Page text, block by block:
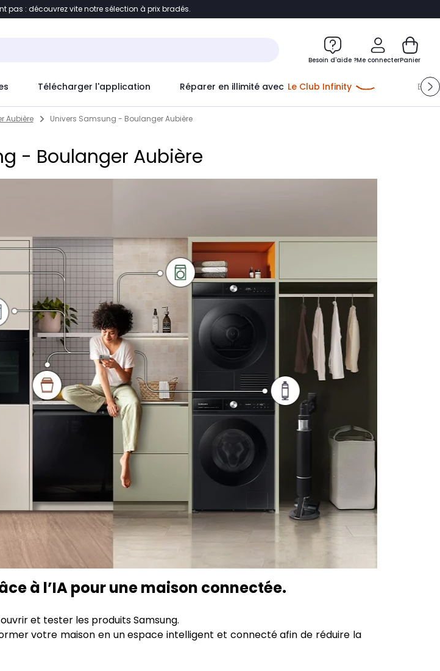
directement au pied de page Accéder directement au chatbot
pas : découvrez vite notre sélection à prix bradés.
Besoin d'aide ?Me connecterPanier
Télécharger l'application Réparer en illimité avec Le Club Infinity
Aubière Univers Samsung - Boulanger Aubière
- Boulanger Aubière
à l’IA pour une maison connectée.
et tester les produits Samsung.
votre maison en un espace intelligent et connecté afin de réduire la